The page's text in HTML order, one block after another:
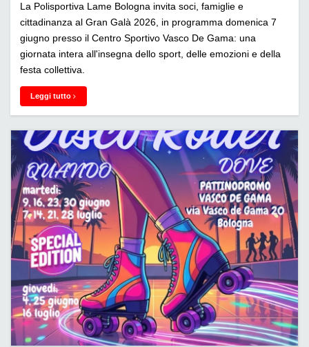
La Polisportiva Lame Bologna invita soci, famiglie e
cittadinanza al Gran Galà 2026, in programma domenica 7
giugno presso il Centro Sportivo Vasco De Gama: una
giornata intera all'insegna dello sport, delle emozioni e della
festa collettiva.
Leggi tutto